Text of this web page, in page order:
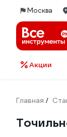
Москва
Акции
Главная /